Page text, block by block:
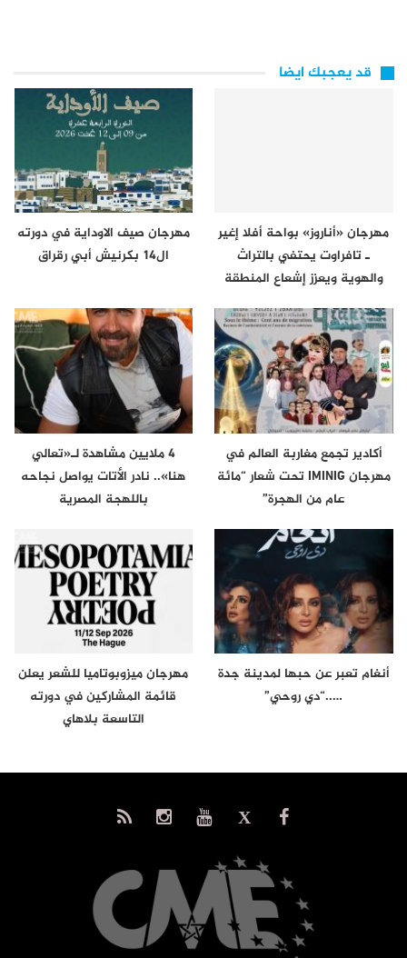
قد يعجبك ايضا
مهرجان «أناروز» بواحة أفلا إغير
ـ تافراوت يحتفي بالتراث
والهوية ويعزز إشعاع المنطقة
مهرجان صيف الاوداية في دورته
ال14 بكرنيش أبي رقراق
أكادير تجمع مغاربة العالم في
مهرجان IMINIG تحت شعار “مائة
عام من الهجرة”
4 ملايين مشاهدة لـ«تعالي
هنا».. نادر الأتات يواصل نجاحه
باللهجة المصرية
أنغام تعبر عن حبها لمدينة جدة
…..“دي روحي”
مهرجان ميزوبوتاميا للشعر يعلن
قائمة المشاركين في دورته
التاسعة بلاهاي